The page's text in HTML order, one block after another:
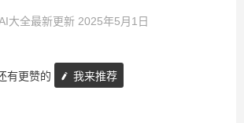
大全最新更新 2025年5月1日
有更赞的 我来推荐